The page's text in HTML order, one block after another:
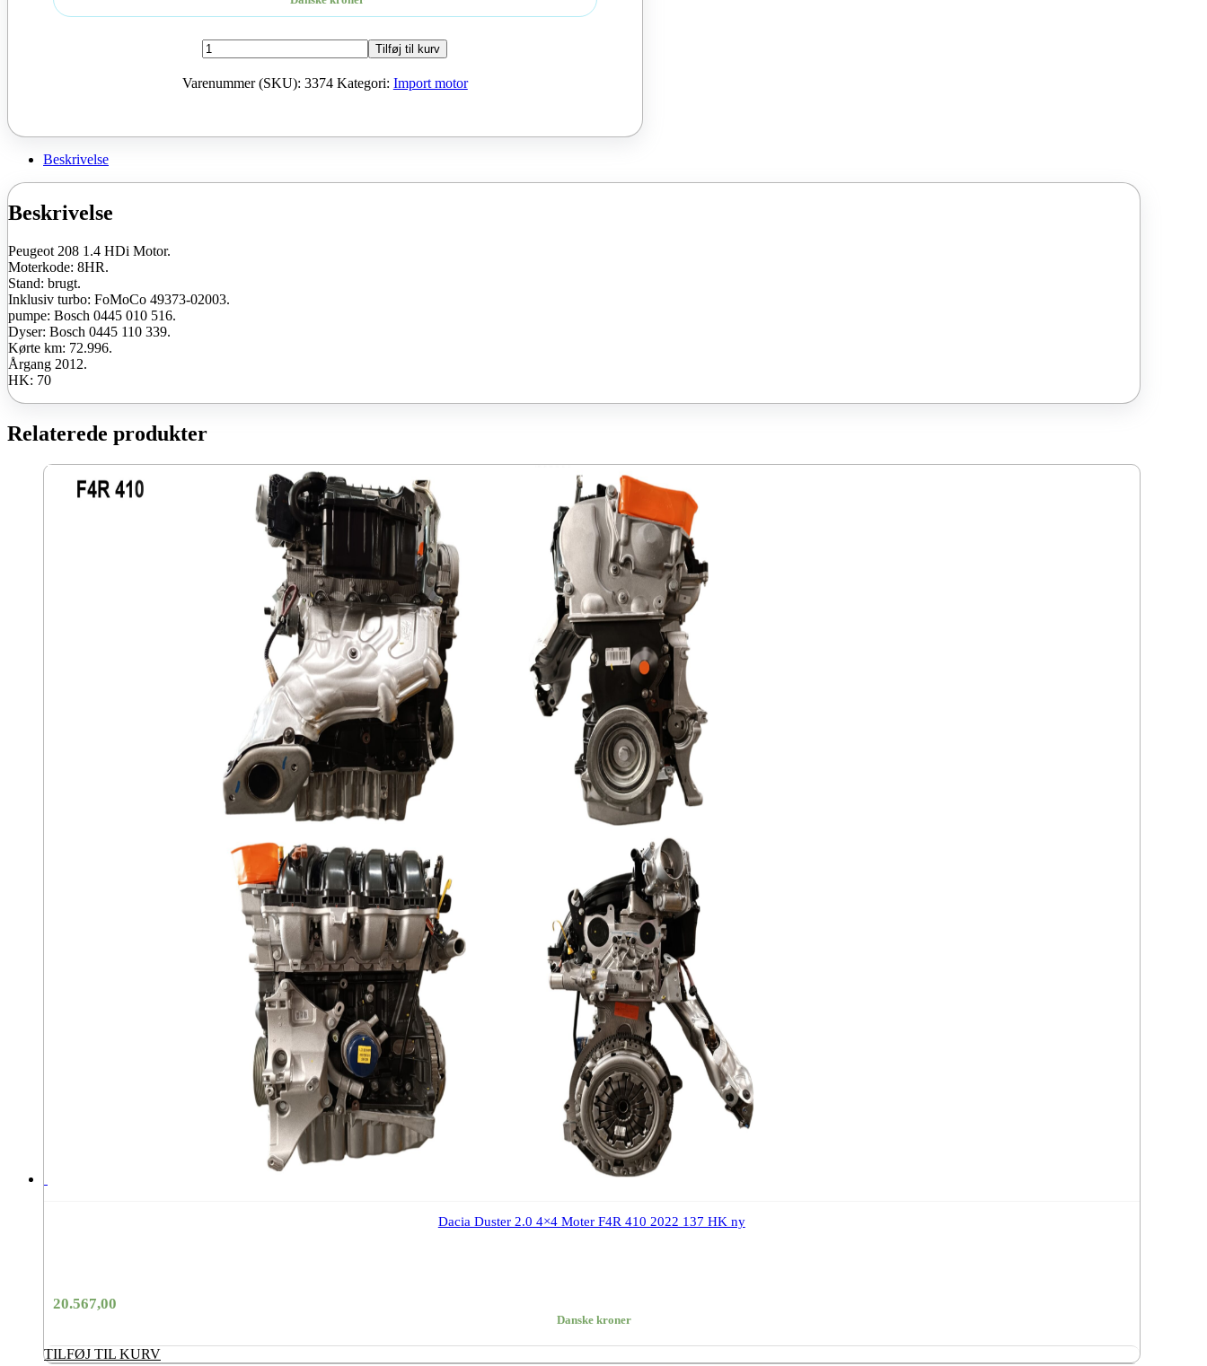
Peugeot
208
1.4
Tilføj til kurv
Varenummer (SKU): 3374 Kategori: Import motor
Beskrivelse
Beskrivelse
Peugeot 208 1.4 HDi Motor.
Moterkode: 8HR.
Stand: brugt.
Inklusiv turbo: FoMoCo 49373-02003.
pumpe: Bosch 0445 010 516.
Dyser: Bosch 0445 110 339.
Kørte km: 72.996.
Årgang 2012.
HK: 70
Relaterede produkter
Dacia Duster 2.0 4×4 Moter F4R 410 2022 137 HK ny
20.567,00
Danske kroner
TILFØJ TIL KURV